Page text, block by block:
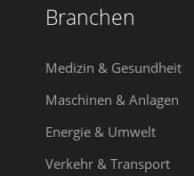
Branchen
Medizin & Gesundheit
Maschinen & Anlagen
Energie & Umwelt
Verkehr & Transport